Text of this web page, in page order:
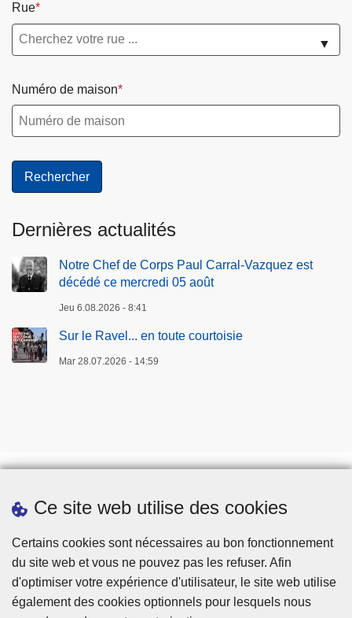
Ce site web utilise des cookies
Certains cookies sont nécessaires au bon fonctionnement
du site web et vous ne pouvez pas les refuser. Afin
d'optimiser votre expérience d'utilisateur, le site web utilise
également des cookies optionnels pour lesquels nous
Rue
▼
Numéro de maison
Dernières actualités
Notre Chef de Corps Paul Carral-Vazquez est
décédé ce mercredi 05 août
Jeu 6.08.2026 - 8:41
Sur le Ravel... en toute courtoisie
Mar 28.07.2026 - 14:59
Téléchargements
Presse